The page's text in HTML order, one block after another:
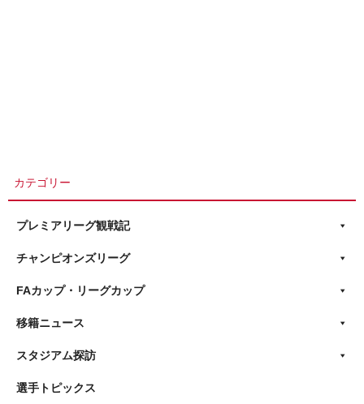
カテゴリー
プレミアリーグ観戦記
チャンピオンズリーグ
FAカップ・リーグカップ
移籍ニュース
スタジアム探訪
選手トピックス